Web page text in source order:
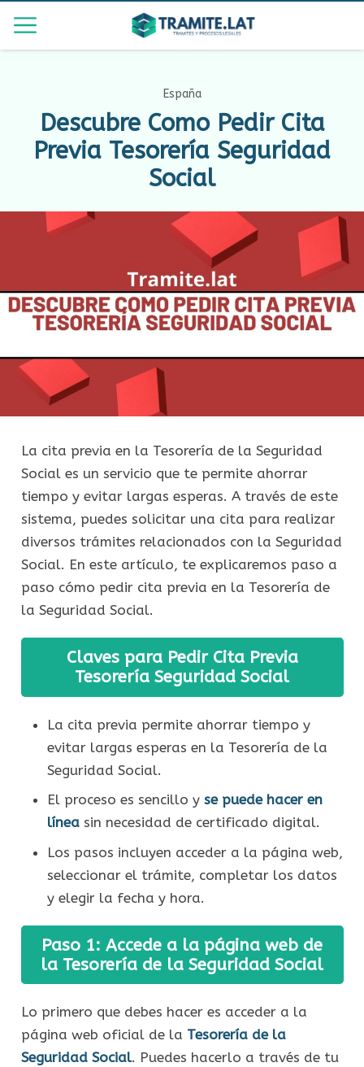
España
Descubre Como Pedir Cita
Previa Tesorería Seguridad
Social
La cita previa en la Tesorería de la Seguridad
Social es un servicio que te permite ahorrar
tiempo y evitar largas esperas. A través de este
sistema, puedes solicitar una cita para realizar
diversos trámites relacionados con la Seguridad
Social. En este artículo, te explicaremos paso a
paso cómo pedir cita previa en la Tesorería de
la Seguridad Social.
Claves para Pedir Cita Previa
Tesorería Seguridad Social
La cita previa permite ahorrar tiempo y
evitar largas esperas en la Tesorería de la
Seguridad Social.
El proceso es sencillo y se puede hacer en
líneasin necesidad de certificado digital.
Los pasos incluyen acceder a la página web,
seleccionar el trámite, completar los datos
y elegir la fecha y hora.
Paso 1: Accede a la página web de
la Tesorería de la Seguridad Social
Lo primero que debes hacer es acceder a la
página web oficial de la Tesorería de la
Seguridad Social. Puedes hacerlo a través de tu